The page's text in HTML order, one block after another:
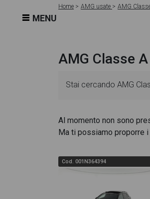
MENU
Home AMG usate AMG
AMG Classe
Stai cercando AMG
essenziali come
45 amg 4matic 360cv
al design degli interni
Al momento non sono
Ma ti possiamo proporre
Cod. 001N364394